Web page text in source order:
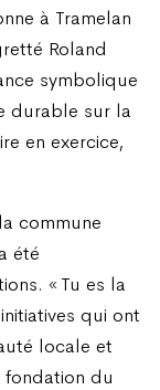
à Tramelan
Roland
symbolique
durable sur la
en exercice,
commune
été
« Tu es la
qui ont
locale et
fondation du